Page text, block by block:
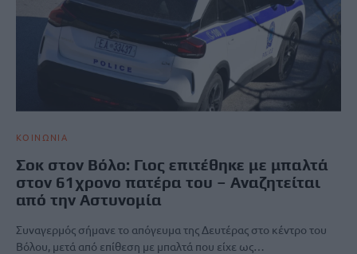
ΚΟΙΝΩΝΙΑ
Σοκ στον Βόλο: Γιος επιτέθηκε με μπαλτά
στον 61χρονο πατέρα του – Αναζητείται
από την Αστυνομία
Συναγερμός σήμανε το απόγευμα της Δευτέρας στο κέντρο του
Βόλου, μετά από επίθεση με μπαλτά που είχε ως…